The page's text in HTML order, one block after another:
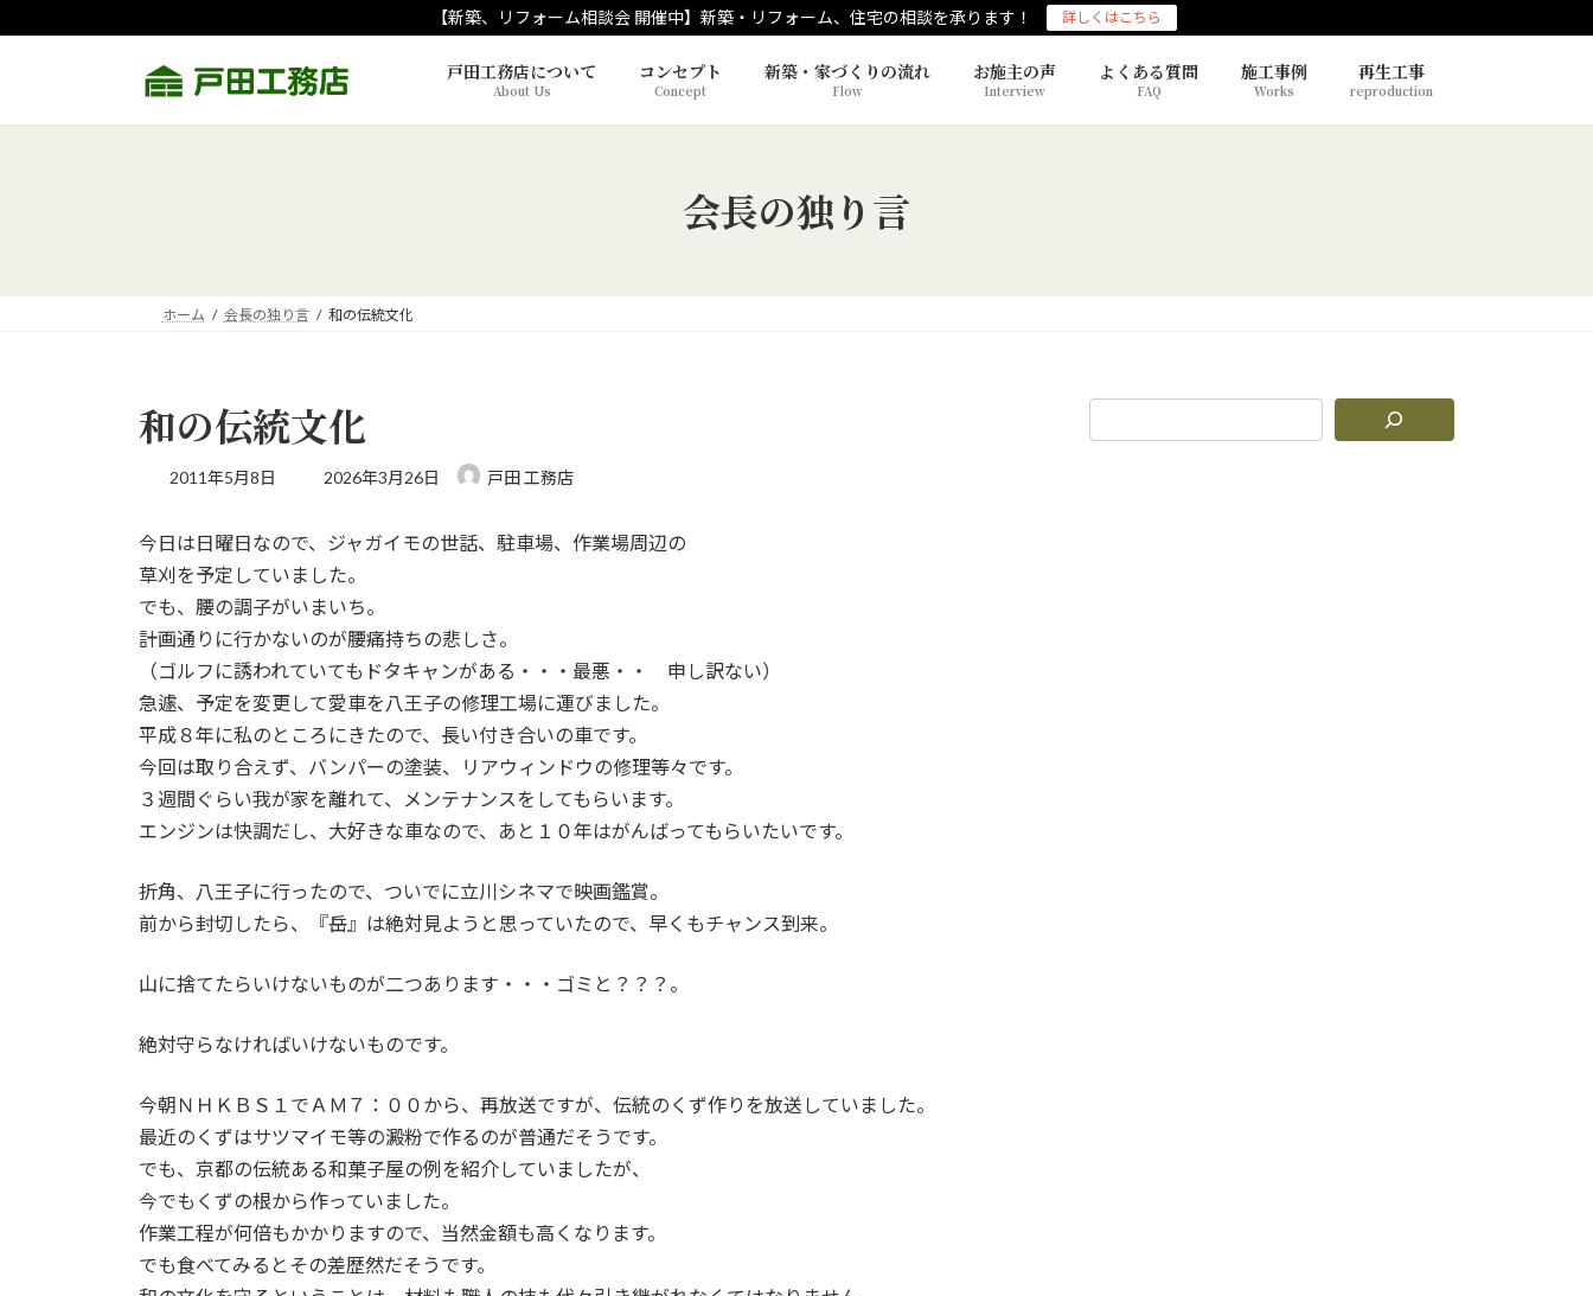
ン
ツ
ビ
シ
【新築、リフォーム相談会 開催中】新築・リフォーム、住宅の相談を承ります！ 詳しくはこちら
戸田工務店について
About Us
コンセプト
Concept
新築・家づくりの流れ
Flow
お施主の声
Interview
よくある質問
FAQ
施工事例
Works
再生工事
reproduction
会長の独り言
ホーム 会長の独り言 和の伝統文化
和の伝統文化
2011年5月8日
最
新
日
時
:
2026年3月26日 戸田 工務店
今日は日曜日なので、ジャガイモの世話、駐車場、作業場周辺の
草刈を予定していました。
でも、腰の調子がいまいち。
計画通りに行かないのが腰痛持ちの悲しさ。
（ゴルフに誘われていてもドタキャンがある・・・最悪・・ 申し訳ない）
急遽、予定を変更して愛車を八王子の修理工場に運びました。
平成８年に私のところにきたので、長い付き合いの車です。
今回は取り合えず、バンパーの塗装、リアウィンドウの修理等々です。
３週間ぐらい我が家を離れて、メンテナンスをしてもらいます。
エンジンは快調だし、大好きな車なので、あと１０年はがんばってもらいたいです。
折角、八王子に行ったので、ついでに立川シネマで映画鑑賞。
前から封切したら、『岳』は絶対見ようと思っていたので、早くもチャンス到来。
山に捨てたらいけないものが二つあります・・・ゴミと？？？。
絶対守らなければいけないものです。
今朝ＮＨＫＢＳ１でＡＭ７：００から、再放送ですが、伝統のくず作りを放送していました。
最近のくずはサツマイモ等の澱粉で作るのが普通だそうです。
でも、京都の伝統ある和菓子屋の例を紹介していましたが、
今でもくずの根から作っていました。
作業工程が何倍もかかりますので、当然金額も高くなります。
でも食べてみるとその差歴然だそうです。